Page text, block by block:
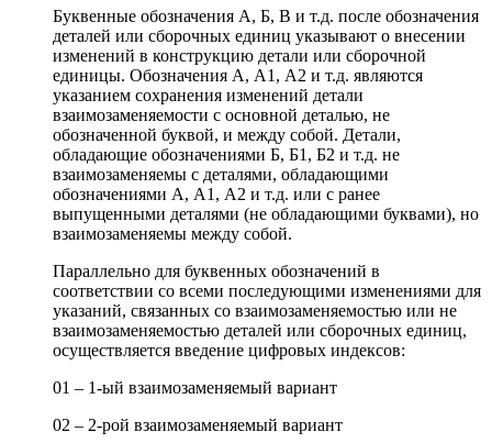
Буквенные обозначения А, Б, В и т.д. после обозначения
деталей или сборочных единиц указывают о внесении
изменений в конструкцию детали или сборочной
единицы. Обозначения А, А1, А2 и т.д. являются
указанием сохранения изменений детали
взаимозаменяемости с основной деталью, не
обозначенной буквой, и между собой. Детали,
обладающие обозначениями Б, Б1, Б2 и т.д. не
взаимозаменяемы с деталями, обладающими
обозначениями А, А1, А2 и т.д. или с ранее
выпущенными деталями (не обладающими буквами), но
взаимозаменяемы между собой.
Параллельно для буквенных обозначений в
соответствии со всеми последующими изменениями для
указаний, связанных со взаимозаменяемостью или не
взаимозаменяемостью деталей или сборочных единиц,
осуществляется введение цифровых индексов:
01 – 1-ый взаимозаменяемый вариант
02 – 2-рой взаимозаменяемый вариант